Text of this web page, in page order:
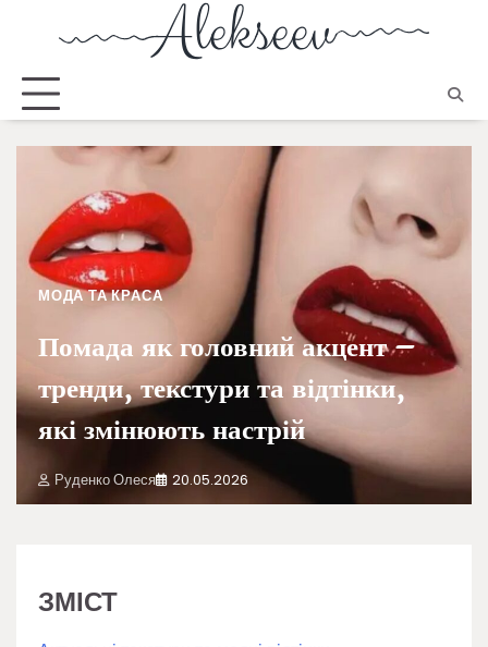
МОДА ТА КРАСА
Помада як головний акцент –
тренди, текстури та відтінки,
які змінюють настрій
Руденко Олеся 20.05.2026
ЗМІСТ